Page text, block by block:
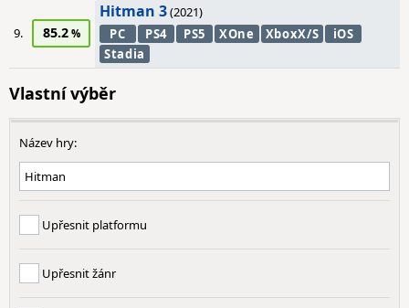
9. 85.2
Hitman 3(2021)
PC
PS4 PS5 XOne XboxX/S
iOS
Stadia
Vlastní výběr
Název hry:
Upřesnit platformu
Upřesnit žánr